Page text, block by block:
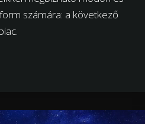
számára: a következő